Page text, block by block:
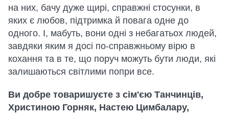
на них, бачу дуже щирі, справжні стосунки, в
яких є любов, підтримка й повага одне до
одного. І, мабуть, вони одні з небагатьох людей,
завдяки яким я досі по-справжньому вірю в
кохання та в те, що поруч можуть бути люди, які
залишаються світлими попри все.
Ви добре товаришуєте з сім'єю Танчинців,
Христиною Горняк, Настею Цимбалару,